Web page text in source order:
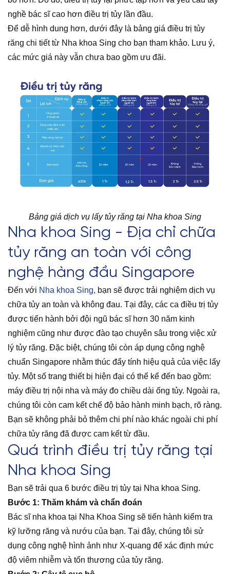
nghề bác sĩ cao hơn điều trị tủy lần đầu.
Để dễ hình dung hơn, dưới đây là bảng giá điều trị tủy
răng chi tiết từ Nha khoa Sing cho bạn tham khảo. Lưu ý,
các mức giá này vẫn chưa bao gồm ưu đãi.
Bảng giá dịch vụ lấy tủy răng tại Nha khoa Sing
Nha khoa Sing - Địa chỉ chữa
tủy răng an toàn với công
nghệ hàng đầu Singapore
Đến với Nha khoa Sing, bạn sẽ được trải nghiệm dịch vụ
chữa tủy an toàn và không đau. Tại đây, các ca điều trị tủy
được tiến hành bởi đội ngũ bác sĩ hơn 30 năm kinh
nghiệm cũng như được đào tạo chuyên sâu trong việc xử
lý tủy răng. Đặc biệt, chúng tôi còn áp dụng công nghệ
chuẩn Singapore nhằm thúc đẩy tính hiệu quả của việc lấy
tủy. Một số trang thiết bị hiện đại có thể kể đến bao gồm:
máy điều trị nội nha và máy đo chiều dài ống tủy. Ngoài ra,
chúng tôi còn cam kết chế độ bảo hành minh bạch, rõ ràng.
Bạn sẽ không phải bỏ thêm chi phí nào khác ngoài chi phí
chữa tủy răng đã được cam kết từ đầu.
Quá trình điều trị tủy răng tại
Nha khoa Sing
Bạn sẽ trải qua 6 bước điều trị tủy tại Nha khoa Sing.
Bước 1: Thăm khám và chẩn đoán
Bác sĩ nha khoa tại Nha Khoa Sing sẽ tiến hành kiểm tra
kỹ lưỡng răng và nướu của bạn. Tại đây, chúng tôi sử
dụng công nghệ hình ảnh như X-quang để xác định mức
độ viêm nhiễm và tổn thương của tủy răng.